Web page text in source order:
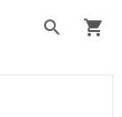
 